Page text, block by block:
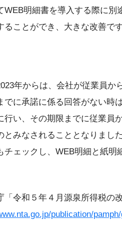
WEB明細書を導入する際に
ることができ、大きな改善です
年からは、会社が従業員
でに承諾に係る回答がない時
行い、その期限までに従業員
とみなされることとなりました
チェックし、WEB明細と紙明
令和５年４月源泉所得税の改
publication/